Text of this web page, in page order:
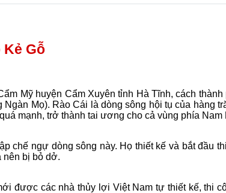
Kẻ Gỗ
Mỹ huyện Cẩm Xuyên tỉnh Hà Tĩnh, cách thành
Mọ). Rào Cái là dòng sông hội tụ của hàng
mạnh, trở thành tai ương cho cả vùng phía Nam
chế ngự dòng sông này. Họ thiết kế và bắt đầu
nên bị bỏ dở.
được các nhà thủy lợi Việt Nam tự thiết kế, thi